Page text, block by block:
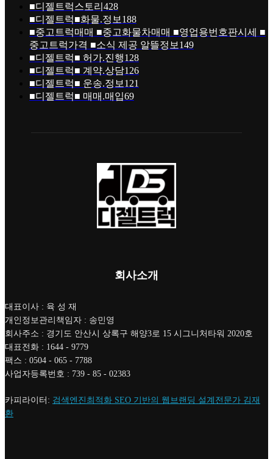
■디젤트럭스토리 428
■디젤트럭■화물.정보 188
■중고트럭매매 ■중고화물차매매 ■영업용번호판시세 ■
중고트럭가격 ■소식 제공 알뜰정보 149
■디젤트럭■ 허가.진행128
■디젤트럭■ 계약.상담126
■디젤트럭■ 운송.정보 121
■디젤트럭■ 매매.매입69
회사소개
대표이사 : 육 성 재
개인정보관리책임자 : 송민영
회사주소 : 경기도 안산시 상록구 해양3로 15 시그니처타워 2020호
대표전화 : 1644 - 9779
팩스 : 0504 - 065 - 7788
사업자등록번호 : 739 - 85 - 02383
카피라이터: 검색엔진최적화 SEO 기반의 웹브랜딩 설계전문가 김재
환